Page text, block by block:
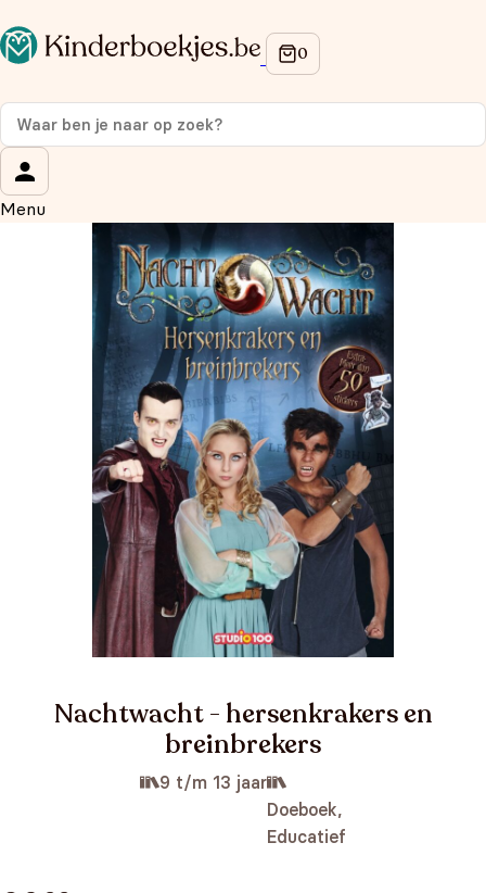
Menu
Nachtwacht - hersenkrakers en
breinbrekers
9 t/m 13 jaar
Doeboek,
Educatief
Op de hoogte blijven van onze acties?
Meld je aan voor onze nieuwsbrief en ontvang
korting
Wat is je voornaam?
Wat is je e-mailadres?*
Aanmelden
We gebruiken je gegevens om contact op te nemen, in
overeenstemming met ons privacybeleid.